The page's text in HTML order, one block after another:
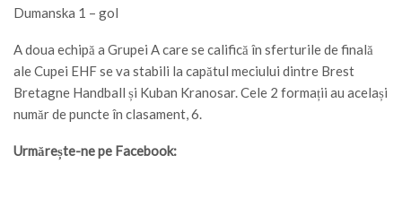
Dumanska 1 – gol
A doua echipă a Grupei A care se califică în sferturile de finală
ale Cupei EHF se va stabili la capătul meciului dintre Brest
Bretagne Handball și Kuban Kranosar. Cele 2 formații au același
număr de puncte în clasament, 6.
Urmărește-ne pe Facebook: